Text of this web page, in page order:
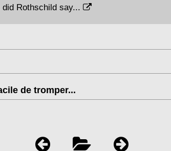
did Rothschild say...
de tromper...